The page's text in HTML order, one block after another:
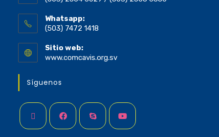
Whatsapp:
(503) 7472 1418
Sitio web:
www.comcavis.org.sv
Síguenos